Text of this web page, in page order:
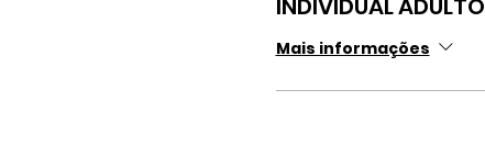
INDIVIDUAL ADULTO
Mais informações